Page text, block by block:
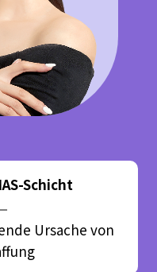
Schicht
Ursache von